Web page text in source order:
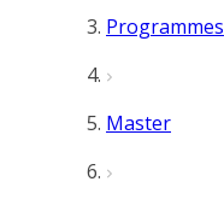
Programmes
Master